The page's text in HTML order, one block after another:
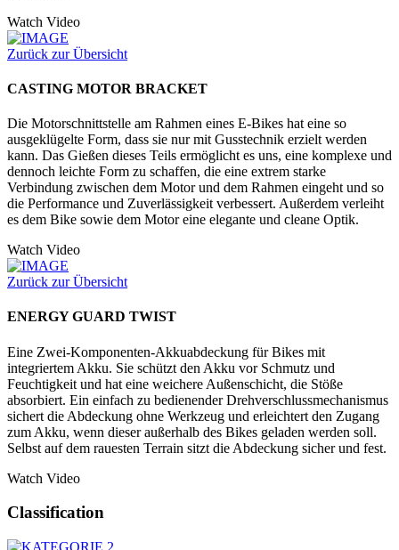
Watch Video
Zurück zur Übersicht
CASTING MOTOR BRACKET
Die Motorschnittstelle am Rahmen eines E-Bikes hat eine so
ausgeklügelte Form, dass sie nur mit Gusstechnik erzielt werden
kann. Das Gießen dieses Teils ermöglicht es uns, eine komplexe und
dennoch leichte Form zu schaffen, die eine extrem starke
Verbindung zwischen dem Motor und dem Rahmen eingeht und so
die Performance und Zuverlässigkeit verbessert. Außerdem verleiht
es dem Bike sowie dem Motor eine elegante und cleane Optik.
Watch Video
Zurück zur Übersicht
ENERGY GUARD TWIST
Eine Zwei-Komponenten-Akkuabdeckung für Bikes mit
integriertem Akku. Sie schützt den Akku vor Schmutz und
Feuchtigkeit und hat eine weichere Außenschicht, die Stöße
absorbiert. Ein einfach zu bedienender Drehverschlussmechanismus
sichert die Abdeckung ohne Werkzeug und erleichtert den Zugang
zum Akku, wenn dieser außerhalb des Bikes geladen werden soll.
Selbst auf dem rauesten Terrain sitzt die Abdeckung sicher und fest.
Watch Video
Classification